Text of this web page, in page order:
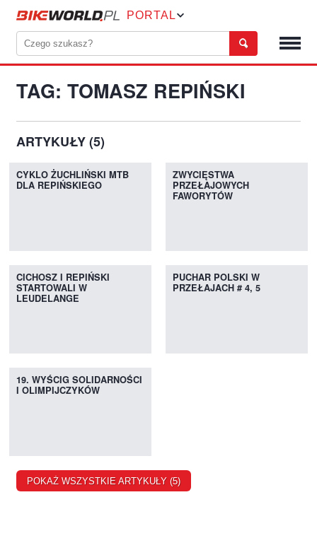
PORTAL
TAG: TOMASZ REPIŃSKI
ARTYKUŁY (5)
CYKLO ŻUCHLIŃSKI MTB
DLA REPIŃSKIEGO
ZWYCIĘSTWA
PRZEŁAJOWYCH
FAWORYTÓW
CICHOSZ I REPIŃSKI
STARTOWALI W
LEUDELANGE
PUCHAR POLSKI W
PRZEŁAJACH # 4, 5
19. WYŚCIG SOLIDARNOŚCI
I OLIMPIJCZYKÓW
POKAŻ WSZYSTKIE ARTYKUŁY (5)